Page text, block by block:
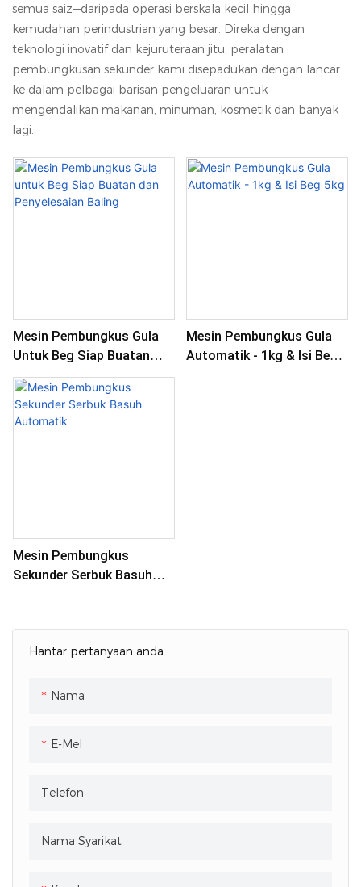
semua saiz—daripada operasi berskala kecil hingga
kemudahan perindustrian yang besar. Direka dengan
teknologi inovatif dan kejuruteraan jitu, peralatan
pembungkusan sekunder kami disepadukan dengan lancar
ke dalam pelbagai barisan pengeluaran untuk
mengendalikan makanan, minuman, kosmetik dan banyak
lagi.
Hantar pertanyaan anda
Nama
E-Mel
Telefon
Nama Syarikat
Mesin Pembungkus Gula
Untuk Beg Siap Buatan
Dan Penyelesaian Baling
Mesin Pembungkus Gula
Automatik - 1kg & Isi Beg
Mesin Pembungkus
Sekunder Serbuk Basuh